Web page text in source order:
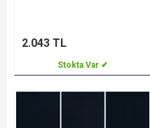
2.043 TL
Stokta Var ✔